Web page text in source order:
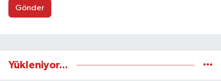
Gönder
Yükleniyor...